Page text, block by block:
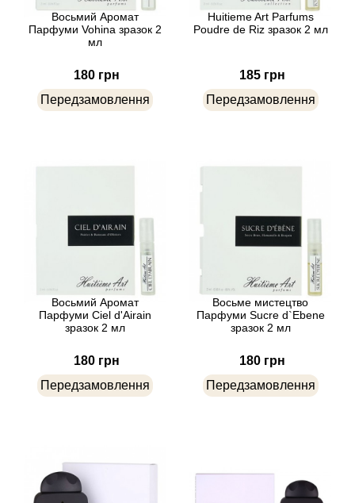
Восьмий Аромат
Парфуми Vohina зразок 2
мл
180 грн
Передзамовлення
Huitieme Art Parfums
Poudre de Riz зразок 2 мл
185 грн
Передзамовлення
Восьмий Аромат
Парфуми Ciel d'Airain
зразок 2 мл
180 грн
Передзамовлення
Восьме мистецтво
Парфуми Sucre d`Ebene
зразок 2 мл
180 грн
Передзамовлення
Atelier Des Ors
Athena's
Au Pays de la Fleur d’Oranger
Azalia Parfums
Baldessarini
Balmain